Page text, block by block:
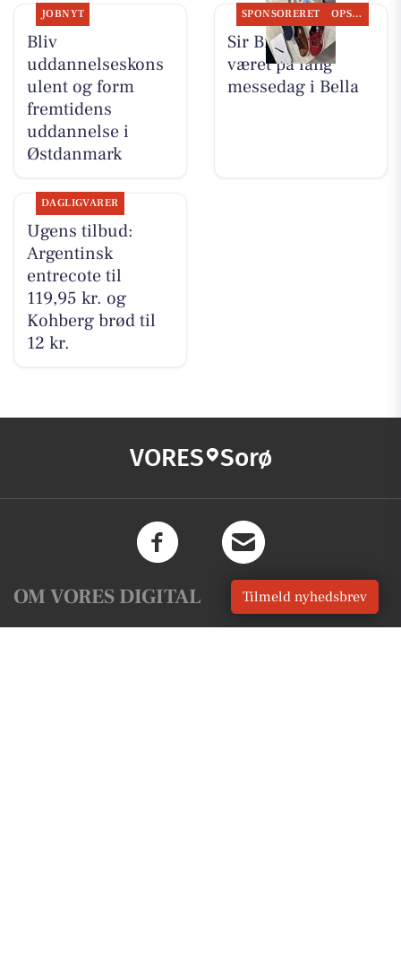
JOBNYT
Bliv
uddannelseskons
ulent og form
fremtidens
uddannelse i
Østdanmark
SPONSORERET OPSLAGSTAVLEN
Sir Brian har
været på lang
messedag i Bella
DAGLIGVARER
Ugens tilbud:
Argentinsk
entrecote til
119,95 kr. og
Kohberg brød til
12 kr.
VORES Sorø
OM VORES DIGITAL Tilmeld nyhedsbrev